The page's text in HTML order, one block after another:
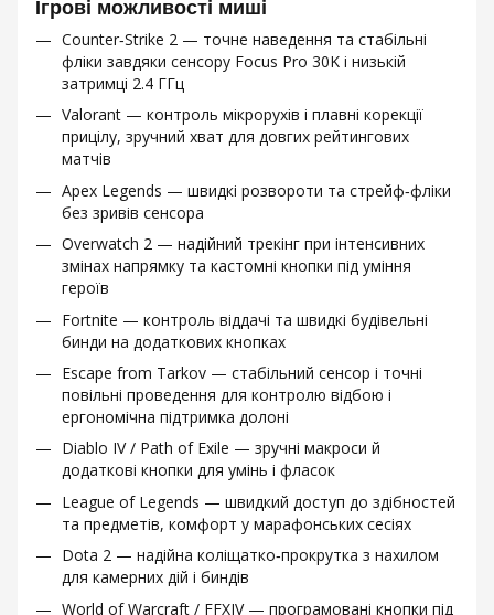
Ігрові можливості миші
Counter‑Strike 2 — точне наведення та стабільні
фліки завдяки сенсору Focus Pro 30K і низькій
затримці 2.4 ГГц
Valorant — контроль мікрорухів і плавні корекції
прицілу, зручний хват для довгих рейтингових
матчів
Apex Legends — швидкі розвороти та стрейф‑фліки
без зривів сенсора
Overwatch 2 — надійний трекінг при інтенсивних
змінах напрямку та кастомні кнопки під уміння
героїв
Fortnite — контроль віддачі та швидкі будівельні
бинди на додаткових кнопках
Escape from Tarkov — стабільний сенсор і точні
повільні проведення для контролю відбою і
ергономічна підтримка долоні
Diablo IV / Path of Exile — зручні макроси й
додаткові кнопки для умінь і фласок
League of Legends — швидкий доступ до здібностей
та предметів, комфорт у марафонських сесіях
Dota 2 — надійна коліщатко‑прокрутка з нахилом
для камерних дій і биндів
World of Warcraft / FFXIV — програмовані кнопки під